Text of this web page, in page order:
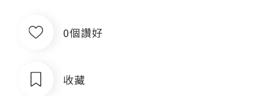
0個讚好
收藏